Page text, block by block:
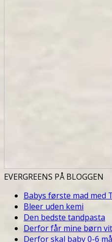
EVERGREENS PÅ BLOGGEN
Babys første mad
Bleer uden kemi
Den bedste tandpasta
Derfor får mine børn
Derfor skal baby 0-6